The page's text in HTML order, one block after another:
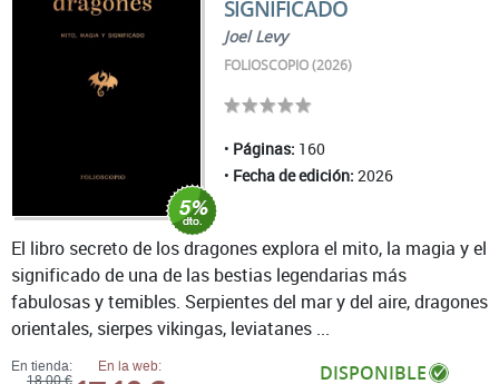
SIGNIFICADO
Joel Levy
FOLIOSCOPIO (2026)
Páginas: 160
Fecha de edición: 2026
En tienda:
18,00 €
En la web: DISPONIBLE
El libro secreto de los dragones explora el mito, la magia y el
significado de una de las bestias legendarias más
fabulosas y temibles. Serpientes del mar y del aire, dragones
orientales, sierpes vikingas, leviatanes ...